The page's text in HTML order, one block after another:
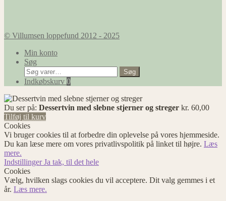
© Villumsen loppefund 2012 - 2025
Min konto
Søg
Søg
efter:
Søg
Indkøbskurv 0
Du ser på: Dessertvin med slebne stjerner og streger kr. 60,00
Tilføj til kurv
Cookies
Vi bruger cookies til at forbedre din oplevelse på vores hjemmeside.
Du kan læse mere om vores privatlivspolitik på linket til højre. Læs
mere.
IndstillingerJa tak, til det hele
Cookies
Vælg, hvilken slags cookies du vil acceptere. Dit valg gemmes i et
år. Læs mere.